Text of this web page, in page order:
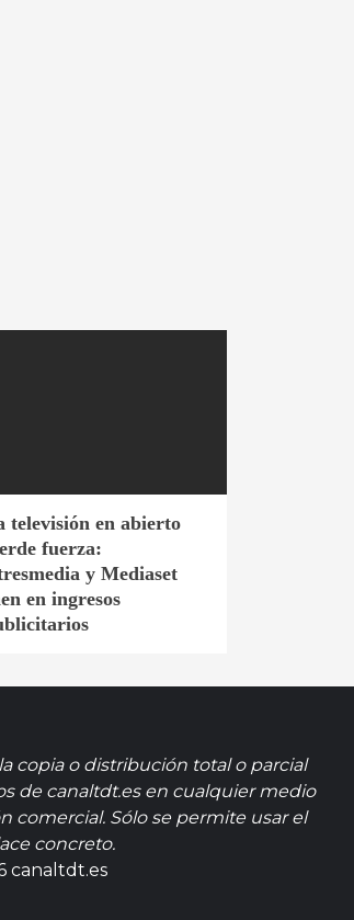
televisión en abierto
fuerza:
y Mediaset
en ingresos
copia o distribución total o parcial
de canaltdt.es en cualquier medio
comercial. Sólo se permite usar el
concreto.
canaltdt.es